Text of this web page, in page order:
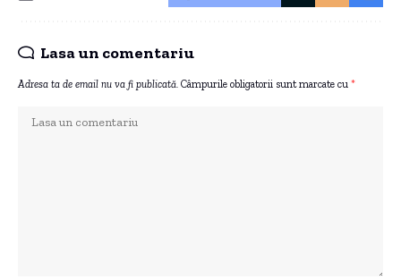
Lasa un comentariu
Adresa ta de email nu va fi publicată. Câmpurile obligatorii sunt marcate cu *